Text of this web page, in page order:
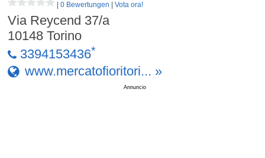
|0 Bewertungen |Vota ora!
Via Reycend 37/a
10148 Torino
3394153436*
www.mercatofioritori... »
Annuncio